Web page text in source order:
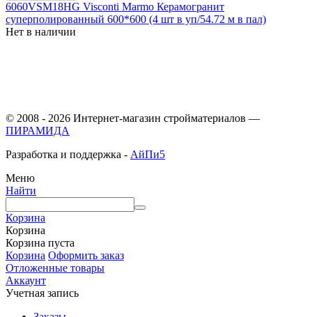
6060VSM18HG Visconti Marmo Керамогранит
суперполированный 600*600 (4 шт в уп/54.72 м в пал)
Нет в наличии
© 2008 - 2026 Интернет-магазин стройматериалов —
ПИРАМИДА
Разработка и поддержка - АйПи5
Меню
Найти
Корзина
Корзина
Корзина пуста
Корзина Оформить заказ
Отложенные товары
Аккаунт
Учетная запись